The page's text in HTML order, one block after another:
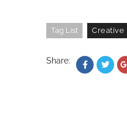
Tag List Creative
Share: